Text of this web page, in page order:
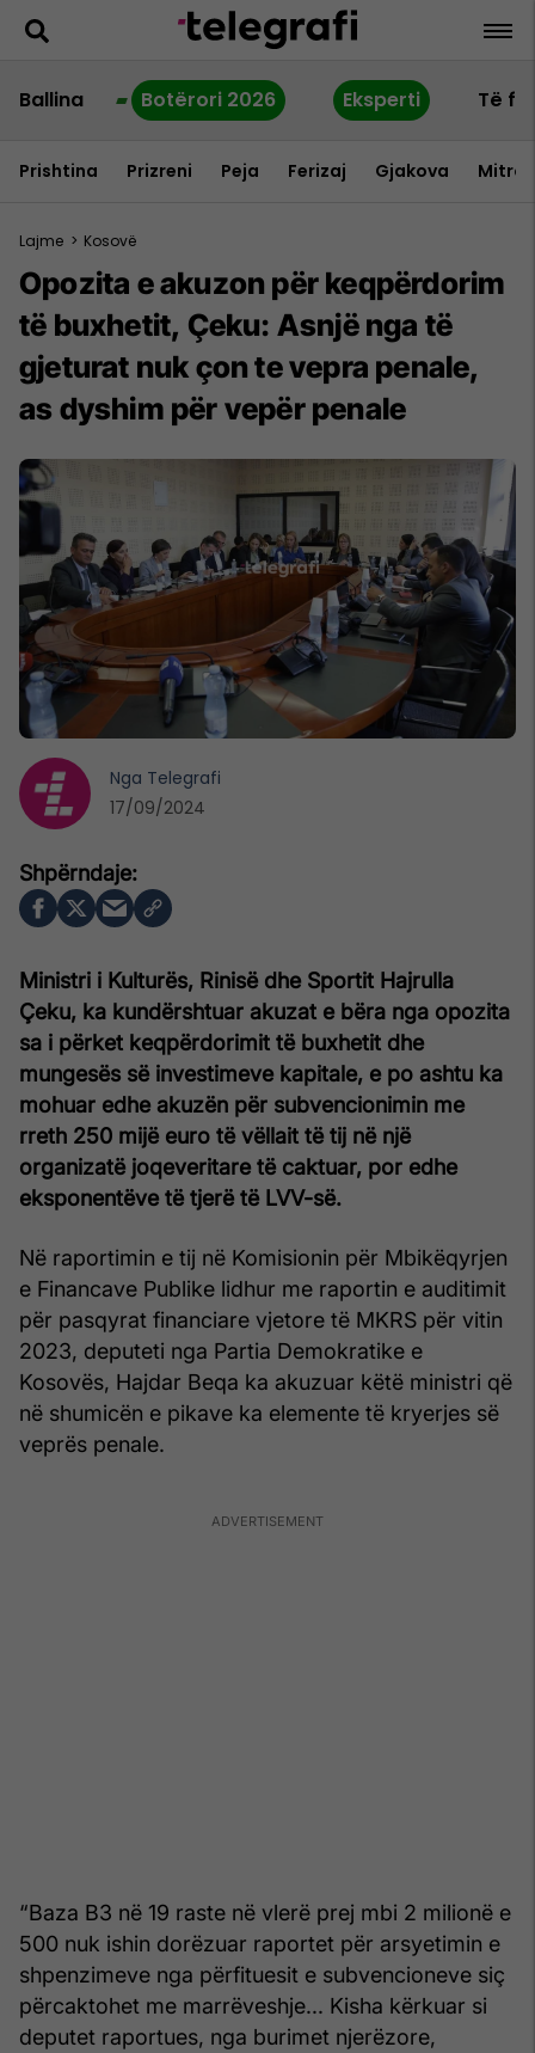
Ballina Botërori 2026 Eksperti Të
Prishtina Prizreni Peja Ferizaj Gjakova
Lajme > Kosovë
Opozita e akuzon për keqpërdorim
të buxhetit, Çeku: Asnjë nga të
gjeturat nuk çon te vepra penale,
as dyshim për vepër penale
Ministri i Kulturës, Rinisë dhe Sportit Hajrulla
Çeku, ka kundërshtuar akuzat e bëra nga opozita
sa i përket keqpërdorimit të buxhetit dhe
mungesës së investimeve kapitale, e po ashtu ka
mohuar edhe akuzën për subvencionimin me
rreth 250 mijë euro të vëllait të tij në një
organizatë joqeveritare të caktuar, por edhe
eksponentëve të tjerë të LVV-së.
Në raportimin e tij në Komisionin për Mbikëqyrjen
e Financave Publike lidhur me raportin e auditimit
për pasqyrat financiare vjetore të MKRS për vitin
2023, deputeti nga Partia Demokratike e
Kosovës, Hajdar Beqa ka akuzuar këtë ministri që
në shumicën e pikave ka elemente të kryerjes së
veprës penale.
“Baza B3 në 19 raste në vlerë prej mbi 2 milionë e
500 nuk ishin dorëzuar raportet për arsyetimin e
shpenzimeve nga përfituesit e subvencioneve siç
përcaktohet me marrëveshje... Kisha kërkuar si
deputet raportues, nga burimet njerëzore,
Nga Telegrafi
17/09/2024